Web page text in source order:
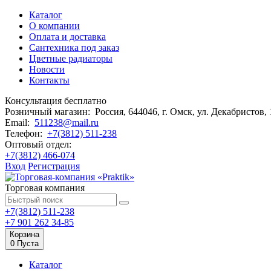
Каталог
О компании
Оплата и доставка
Сантехника под заказ
Цветные радиаторы
Новости
Контакты
Консультация бесплатно
Розничный магазин: Россия, 644046, г. Омск, ул. Декабристов,
Email: 511238@mail.ru
Телефон: +7(3812) 511-238
Оптовый отдел:
+7(3812) 466-074
Вход Регистрация
Торговая компания
+7(3812) 511-238
+7 901 262 34-85
Корзина
0 Пуста
Каталог